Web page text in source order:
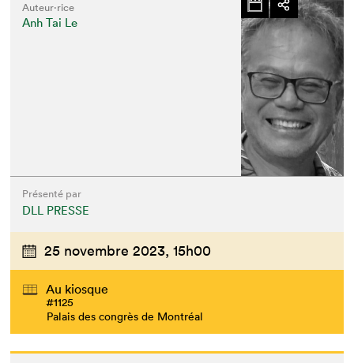
Auteur·rice
Anh Tai Le
Présenté par
DLL PRESSE
25 novembre 2023, 15h00
Au kiosque
#1125
Palais des congrès de Montréal